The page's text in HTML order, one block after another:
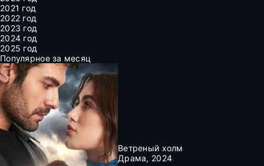
2021 год
2022 год
2023 год
2024 год
2025 год
Популярное за месяц
Ветреный холм
Драма, 2024